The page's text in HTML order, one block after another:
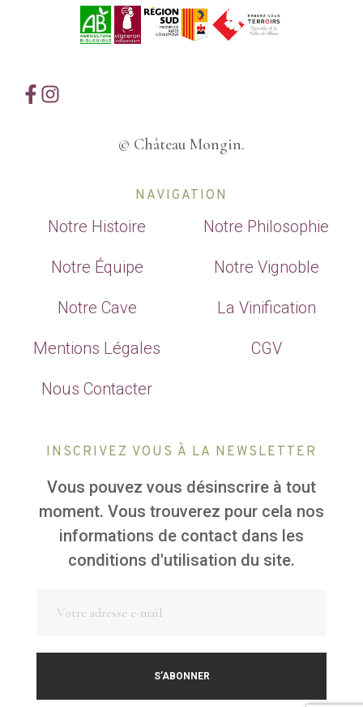
© Château Mongin.
NAVIGATION
Notre Histoire Notre Philosophie
Notre Équipe Notre Vignoble
Notre Cave La Vinification
Mentions Légales CGV
Nous Contacter
INSCRIVEZ VOUS À LA NEWSLETTER
Vous pouvez vous désinscrire à tout
moment. Vous trouverez pour cela nos
informations de contact dans les
conditions d'utilisation du site.
S’ABONNER